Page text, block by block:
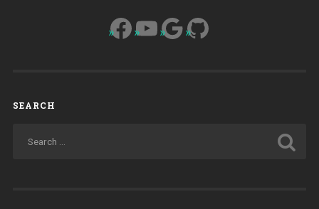
Facebook
YouTube
Google
GitHub
SEARCH